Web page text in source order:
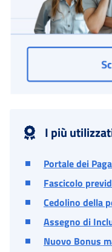
I più
Portale dei
Fascicolo
Cedolino della
Assegno di
Nuovo Bonus